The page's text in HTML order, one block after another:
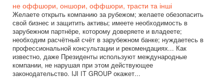
не оффшори, оншори, оффшори, трасти та інші
Желаете открыть компанию за рубежом; желаете обезопасить
свой бизнес и защитить активы; имеете необходимость в
зарубежном партнёре, которому доверяете и владеете;
необходим расчётный счёт в зарубежном банке; нуждаетесь в
профессиональной консультации и рекомендациях... Как
известно, даже Президенты используют международные
компании, не нарушая при этом действующее
законодательство. IJI IT GROUP окажет...